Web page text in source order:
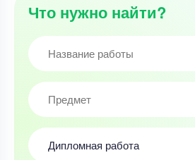
Что нужно найти?
Дипломная работа